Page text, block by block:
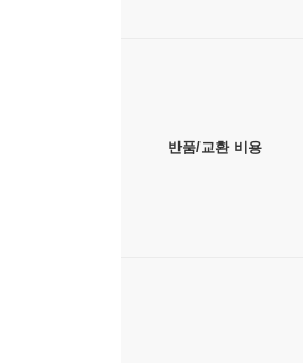
반품/교환 비용